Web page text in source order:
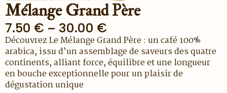
Mélange Grand Père
7.50 € – 30.00 €
Plage
de
prix :
7.50 €
Découvrez Le Mélange Grand Père : un café 100%
arabica, issu d’un assemblage de saveurs des quatre
continents, alliant force, équilibre et une longueur
en bouche exceptionnelle pour un plaisir de
dégustation unique